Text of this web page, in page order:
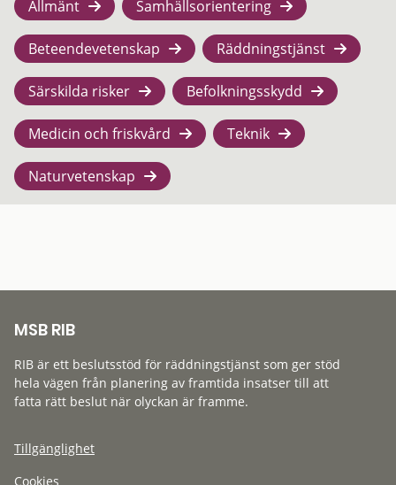
Allmänt Samhällsorientering
Beteendevetenskap Räddningstjänst
Särskilda risker Befolkningsskydd
Medicin och friskvård Teknik
Naturvetenskap
MSB RIB
RIB är ett beslutsstöd för räddningstjänst som ger stöd
hela vägen från planering av framtida insatser till att
fatta rätt beslut när olyckan är framme.
Tillgänglighet
Cookies